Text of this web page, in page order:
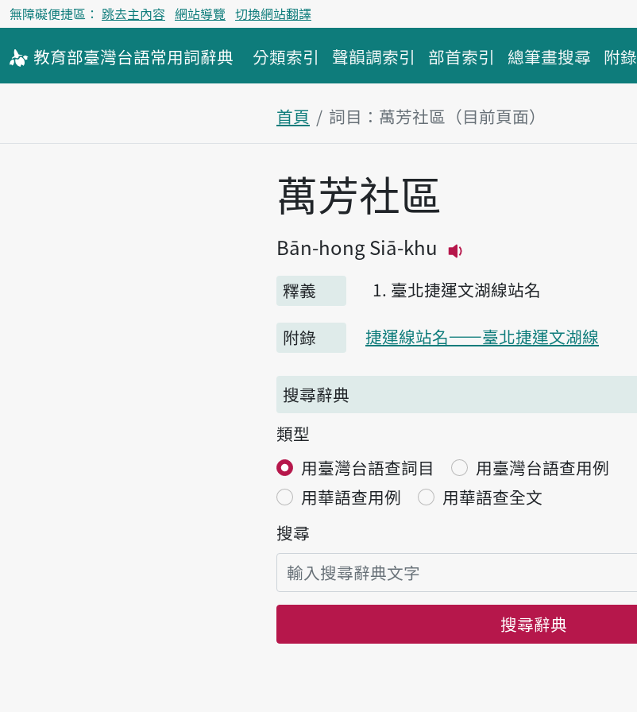
無障礙便捷區： 跳去主內容 網站導覽 切換網站翻譯
教育部臺灣台語常用詞辭典 分類索引 聲韻調索引 部首索引 總筆畫搜尋 附錄
首頁 詞目：萬芳社區（目前頁面）
主內容區塊
萬芳社區
Bān-hong Siā-khu
釋義
臺北捷運文湖線站名
附錄 捷運線站名——臺北捷運文湖線
搜尋辭典
類型
用臺灣台語查詞目
用臺灣台語查用例
用華語查用例
用華語查全文
搜尋
搜尋辭典